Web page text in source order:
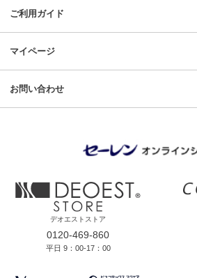
ご利用ガイド
マイページ
お問い合わせ
デオエストストア
0120-469-860
平日 9：00-17：00